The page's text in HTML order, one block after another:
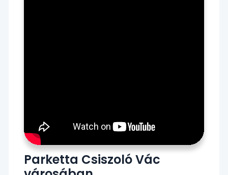
Parketta Csiszoló Vác